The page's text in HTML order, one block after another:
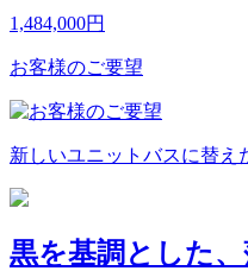
1,484,000円
お客様のご要望
新しいユニットバスに替え
黒を基調とした